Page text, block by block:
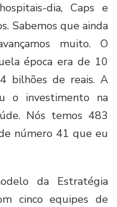
dia, Caps e
Sabemos que ainda
muito. O
época era de 10
bilhões de reais. A
o investimento na
Nós temos 483
número 41 que eu
da Estratégia
cinco equipes de